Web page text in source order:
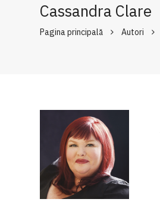
Cassandra Clare
Pagina principală Autori